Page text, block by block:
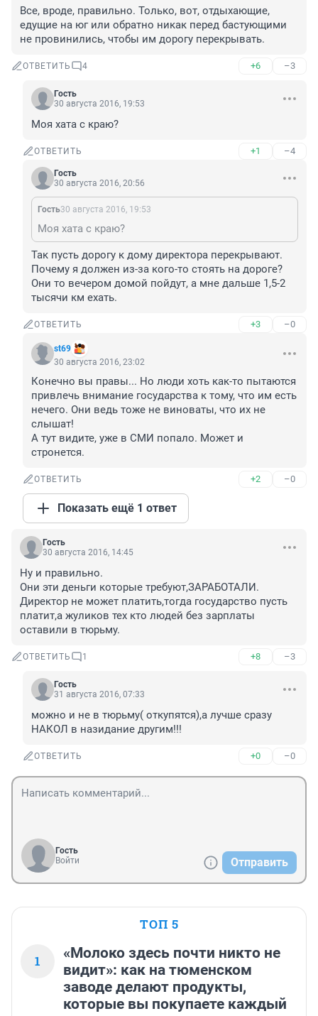
Все, вроде, правильно. Только, вот, отдыхающие,
едущие на юг или обратно никак перед бастующими
не провинились, чтобы им дорогу перекрывать.
ОТВЕТИТЬ 4 +6 –3
Гость
30 августа 2016, 19:53
Моя хата с краю?
ОТВЕТИТЬ +1 –4
Гость
30 августа 2016, 20:56
Гость30 августа 2016, 19:53
Моя хата с краю?
Так пусть дорогу к дому директора перекрывают.
Почему я должен из-за кого-то стоять на дороге?
Они то вечером домой пойдут, а мне дальше 1,5-2
тысячи км ехать.
ОТВЕТИТЬ +3 –0
st69
30 августа 2016, 23:02
Конечно вы правы... Но люди хоть как-то пытаются
привлечь внимание государства к тому, что им есть
нечего. Они ведь тоже не виноваты, что их не
слышат!
А тут видите, уже в СМИ попало. Может и
стронется.
ОТВЕТИТЬ +2 –0
Показать ещё 1 ответ
Гость
30 августа 2016, 14:45
Ну и правильно.
Они эти деньги которые требуют,ЗАРАБОТАЛИ.
Директор не может платить,тогда государство пусть
платит,а жуликов тех кто людей без зарплаты
оставили в тюрьму.
ОТВЕТИТЬ 1 +8 –3
Гость
31 августа 2016, 07:33
можно и не в тюрьму( откупятся),а лучше сразу
НАКОЛ в назидание другим!!!
ОТВЕТИТЬ +0 –0
Гость
Войти
Отправить
ТОП 5
1
«Молоко здесь почти никто не
видит»: как на тюменском
заводе делают продукты,
которые вы покупаете каждый